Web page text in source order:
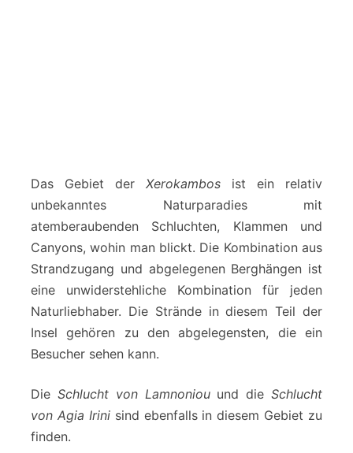
Das Gebiet der Xerokambos ist ein relativ
unbekanntes Naturparadies mit
atemberaubenden Schluchten, Klammen und
Canyons, wohin man blickt. Die Kombination aus
Strandzugang und abgelegenen Berghängen ist
eine unwiderstehliche Kombination für jeden
Naturliebhaber. Die Strände in diesem Teil der
Insel gehören zu den abgelegensten, die ein
Besucher sehen kann.
Die Schlucht von Lamnoniouund dieSchlucht
von Agia Irinisind ebenfalls in diesem Gebiet zu
finden.